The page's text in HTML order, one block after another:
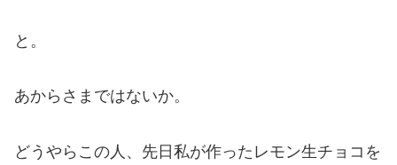
と。
あからさまではないか。
どうやらこの人、先日私が作ったレモン生チョコを